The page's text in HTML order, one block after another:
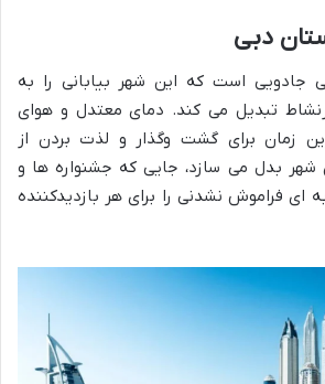
دبی
جادویی است که این شهر بیابانی را به
تبدیل می کند. دمای معتدل و هوای
زمان برای گشت وگذار و لذت بردن از
شهر بدل می سازد، جایی که جشنواره ها و
ای فراموش نشدنی را برای هر بازدیدکننده